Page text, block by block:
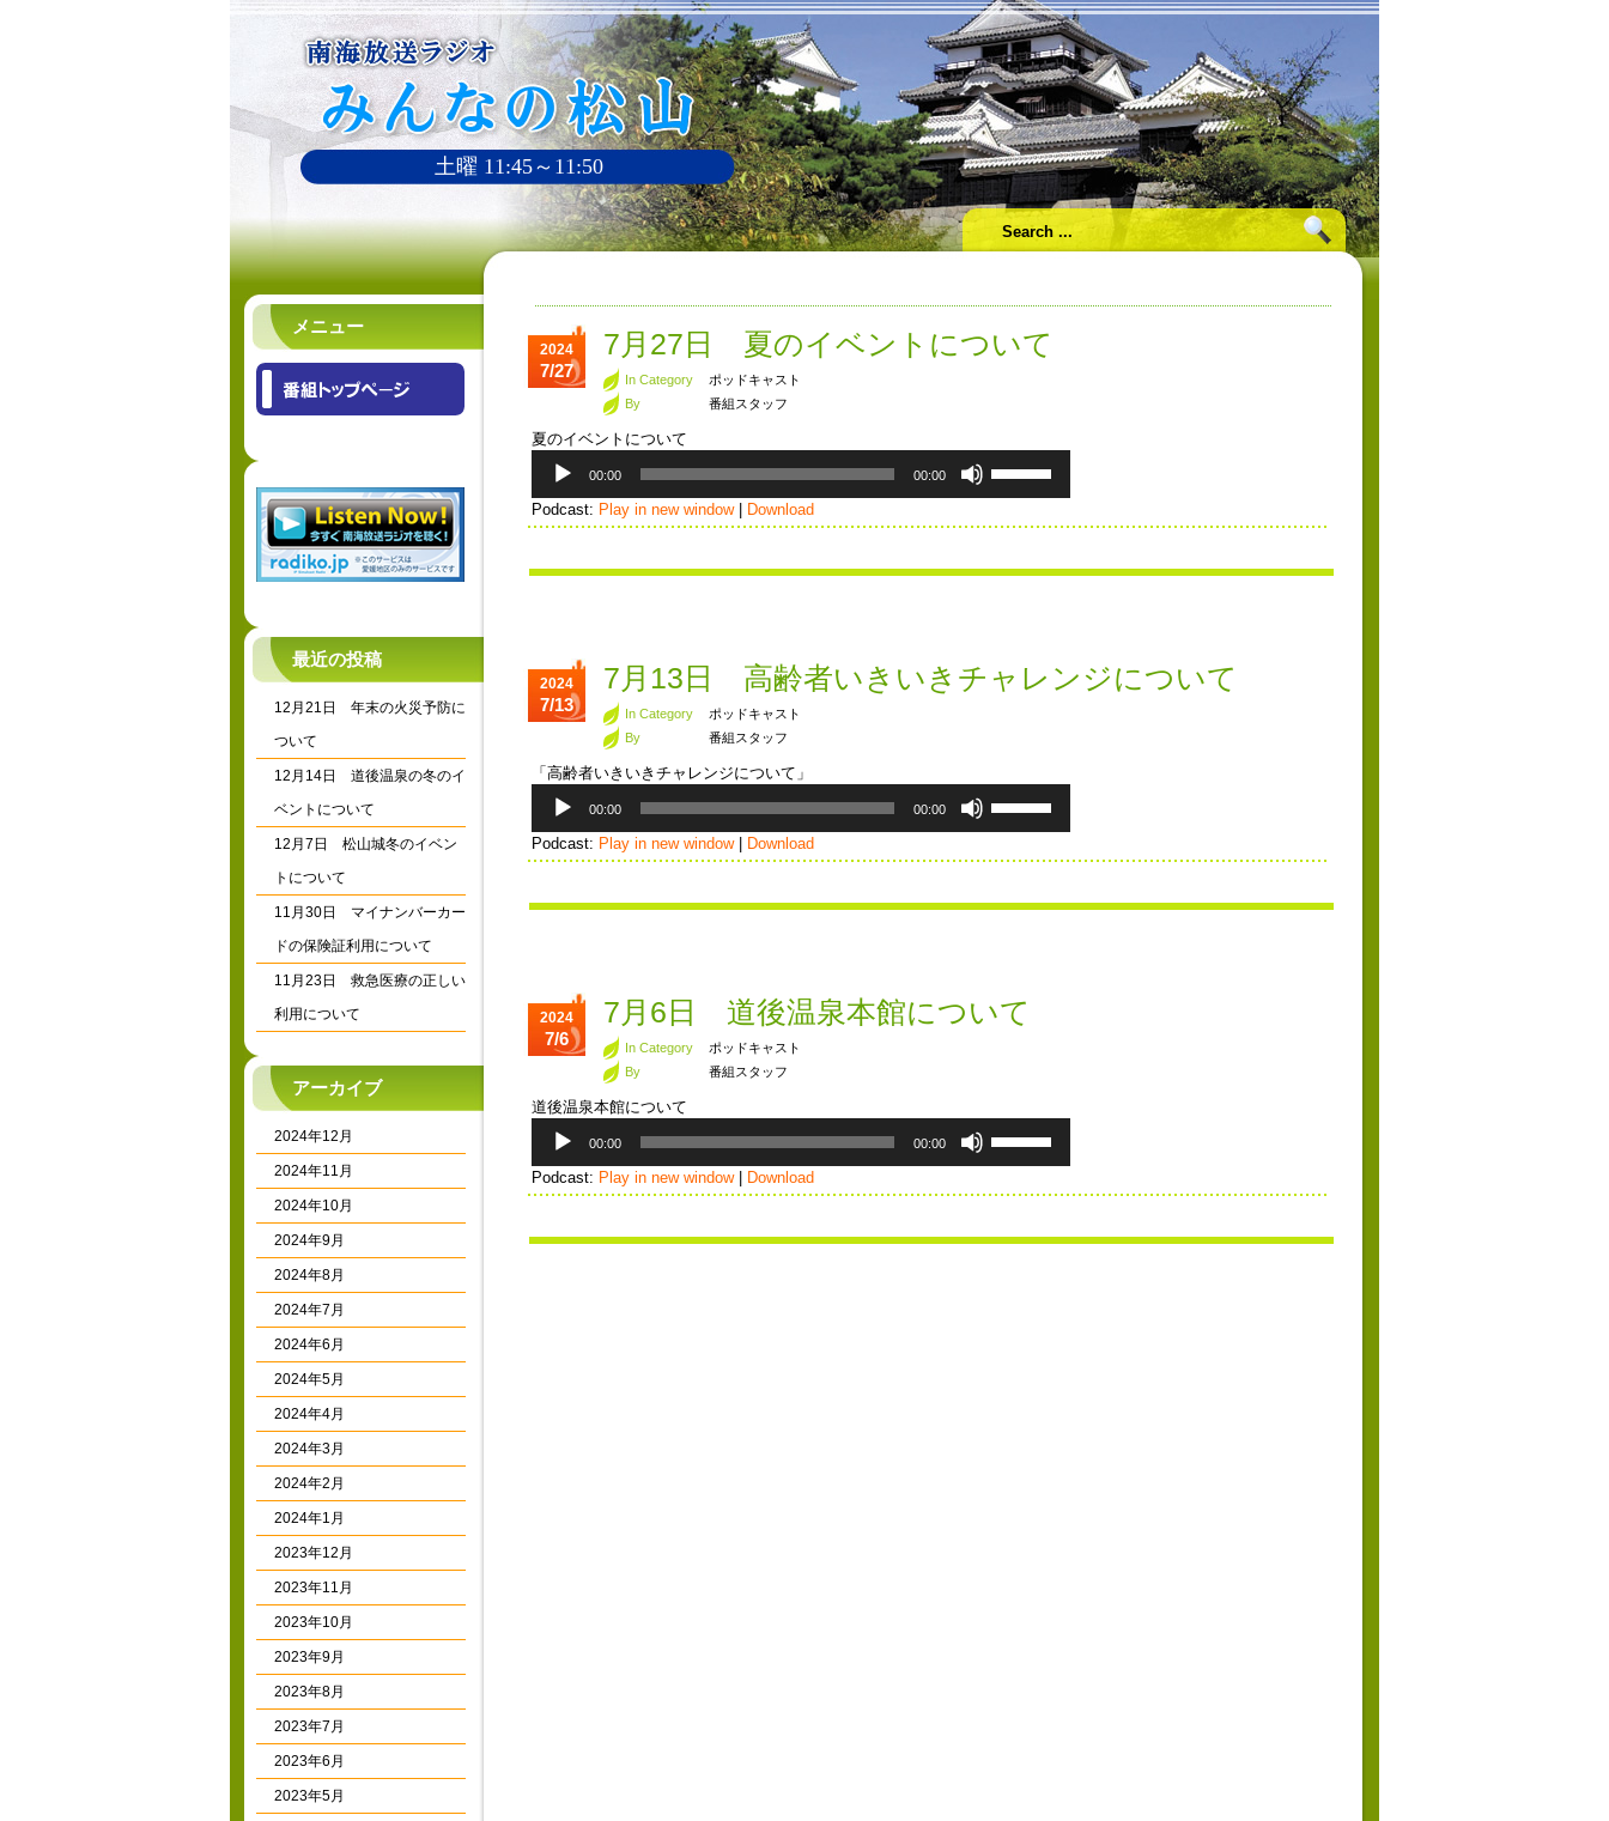
土曜 11:45～11:50
メニュー
最近の投稿
12月21日 年末の火災予防に
ついて
12月14日 道後温泉の冬のイ
ベントについて
12月7日 松山城冬のイベン
トについて
11月30日 マイナンバーカー
ドの保険証利用について
11月23日 救急医療の正しい
利用について
アーカイブ
2024年12月
2024年11月
2024年10月
2024年9月
2024年8月
2024年7月
2024年6月
2024年5月
2024年4月
2024年3月
2024年2月
2024年1月
2023年12月
2023年11月
2023年10月
2023年9月
2023年8月
2023年7月
2023年6月
2023年5月
2024
7/27
7月27日 夏のイベントについて
In Category
ポッドキャスト
By
番組スタッフ
夏のイベントについて
プ
レ
ヤ
00:00 00:00
リ
ー
調
下
を
だ
Podcast: Play in new window| Download
2024
7/13
7月13日 高齢者いきいきチャレンジについて
In Category
ポッドキャスト
By
番組スタッフ
「高齢者いきいきチャレンジについて」
プ
レ
ヤ
00:00 00:00
リ
ー
調
下
を
だ
Podcast: Play in new window| Download
2024
7/6
7月6日 道後温泉本館について
In Category
ポッドキャスト
By
番組スタッフ
道後温泉本館について
プ
レ
ヤ
00:00 00:00
リ
ー
調
Podcast: Play in new window| Download